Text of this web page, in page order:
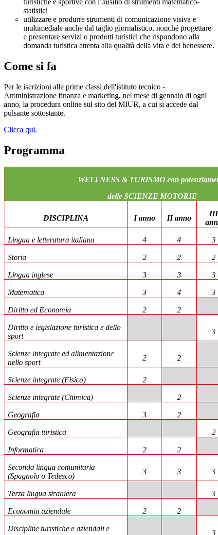
turistiche e sportive con l’ausilio di strumenti matematico-
statistici
utilizzare e produrre strumenti di comunicazione visiva e
multimediale anche dal taglio giornalistico, nonché progettare
e presentare servizi o prodotti turistici che rispondono alla
domanda turistica attenta alla qualità della vita e del benessere.
Come si fa
Per le iscrizioni alle prime classi dell'istituto tecnico -
Amministrazione finanza e marketing, nel mese di gennaio di ogni
anno, la procedura online sul sito del MIUR, a cui si accede dal
pulsante sottostante.
Clicca qui.
Programma
WELLNESS & TURISMO con
delle SCIENZE MOTORIE
DISCIPLINA I anno II anno
III
Lingua e letteratura italiana 4 4 3
Storia 2 2 2
Lingua inglese 3 3 3
Matematica 3 4 3
Diritto ed Economia 2 2
Diritto e legislazione turistica e dello
sport
3
Scienze integrate ed alimentazione
nello sport
2 2
Scienze integrate (Fisica) 2
Scienze integrate (Chimica) 2
Geografia 3 2
Geografia turistica 2
Informatica 2 2
Seconda lingua comunitaria
(Spagnolo o Tedesco)
3 3 3
Terza lingua straniera 3
Economia aziendale 2 2
Discipline turistiche e aziendali e
3